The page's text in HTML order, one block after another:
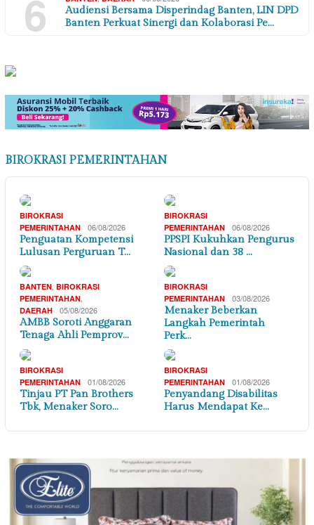
6
Audiensi Bersama Disperindag Banten, LIN DPD
Banten Perkuat Sinergi dan Kolaborasi Pe…
BIROKRASI PEMERINTAHAN
BIROKRASI
PEMERINTAHAN
06/08/2026
Penguatan Kompetensi
Lulusan Perguruan T…
BIROKRASI
PEMERINTAHAN
06/08/2026
PPSPI Kukuhkan Pengurus
Nasional dan 38 …
BANTEN, BIROKRASI
PEMERINTAHAN,
DAERAH 05/08/2026
AMBB Soroti Anggaran
Tenaga Ahli Pemprov…
BIROKRASI
PEMERINTAHAN
03/08/2026
Menaker Beberkan
Langkah Pemerintah
Perk…
BIROKRASI
PEMERINTAHAN
01/08/2026
Tinjau PT Pan Brothers
Tbk, Menaker Soro…
BIROKRASI
PEMERINTAHAN
01/08/2026
Penyandang Disabilitas
Harus Mendapat Ke…